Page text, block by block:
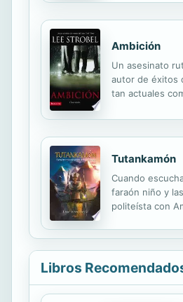
Ambición
Un asesinato
autor de éxitos
tan actuales
Tutankamón
Cuando
faraón niño y
politeísta con
Libros